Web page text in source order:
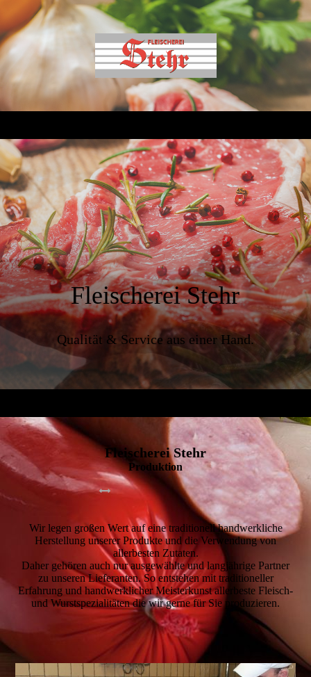
Fleischerei Stehr
Qualität & Service aus einer Hand.
Fleischerei Stehr
Produktion
Wir legen großen Wert auf eine traditionell handwerkliche
Herstellung unserer Produkte und die Verwendung von
allerbesten Zutaten.
Daher gehören auch nur ausgewählte und langjährige Partner
zu unseren Lieferanten. So entstehen mit traditioneller
Erfahrung und handwerklicher Meisterkunst allerbeste Fleisch-
und Wurstspezialitäten die wir gerne für Sie produzieren.